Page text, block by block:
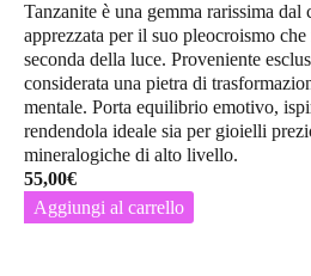
Tanzanite è una gemma rarissima
apprezzata per il suo pleocroismo
seconda della luce. Proveniente
considerata una pietra di
mentale. Porta equilibrio emotivo,
rendendola ideale sia per gioielli
mineralogiche di alto livello.
55,00€
Aggiungi al carrello